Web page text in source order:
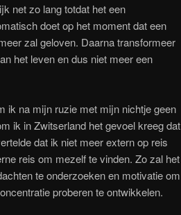
net zo lang totdat het een
doet op het moment dat een
zal geloven. Daarna transformeer
het leven en dus niet meer een
ik na mijn ruzie met mijn nichtje geen
ik in Zwitserland het gevoel kreeg dat
dat ik niet meer extern op reis
reis om mezelf te vinden. Zo zal het
te onderzoeken en motivatie om
proberen te ontwikkelen.